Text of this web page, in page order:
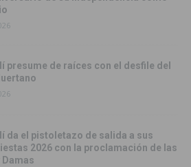
presume de raíces con el desfile del
da el pistoletazo de salida a sus
2026 con la proclamación de las
Damas